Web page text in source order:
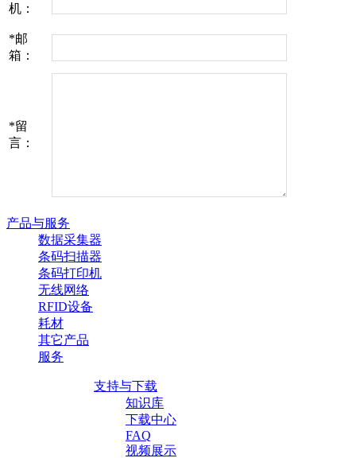
机：
*邮
箱：
*留
言：
产品与服务
数据采集器
条码扫描器
条码打印机
无线网络
RFID设备
耗材
其它产品
服务
支持与下载
知识库
下载中心
FAQ
视频展示